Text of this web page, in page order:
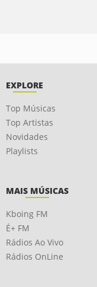
EXPLORE
Top Músicas
Top Artistas
Novidades
Playlists
MAIS MÚSICAS
Kboing FM
É+ FM
Rádios Ao Vivo
Rádios OnLine